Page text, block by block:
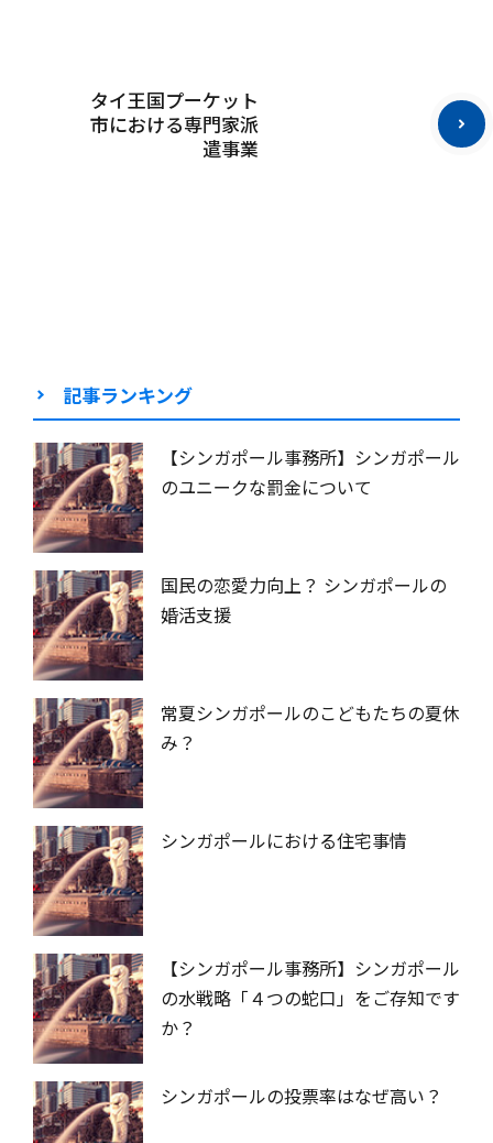
タイ王国プーケット
市における専門家派
遣事業
記事ランキング
【シンガポール事務所】シンガポール
のユニークな罰金について
国民の恋愛力向上？ シンガポールの
婚活支援
常夏シンガポールのこどもたちの夏休
み？
シンガポールにおける住宅事情
【シンガポール事務所】シンガポール
の水戦略「４つの蛇口」をご存知です
か？
シンガポールの投票率はなぜ高い？